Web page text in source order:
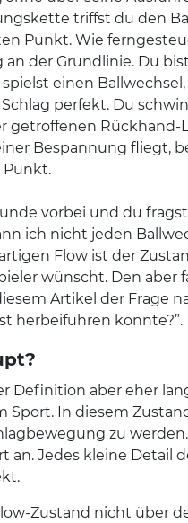
triffst du den
Punkt. Wie
der Grundlinie. Du
einen
perfekt. Du
getroffenen Rückhand-
Bespannung fliegt,
vorbei und du
ich nicht jeden
Flow ist der
wünscht. Den aber
Artikel der Frage
herbeiführen könnte?”.
Definition aber eher
In diesem
zu
an. Jedes kleine Detail
Zustand nicht über